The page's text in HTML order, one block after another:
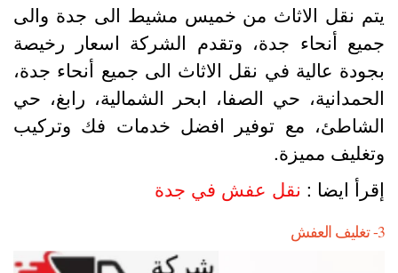
نقل الاثاث من خميس مشيط الى جدة والى
أنحاء جدة، وتقدم الشركة اسعار رخيصة
عالية في نقل الاثاث الى جميع أنحاء جدة،
حي الصفا، ابحر الشمالية، رابغ، حي
مع توفير افضل خدمات فك وتركيب
مميزة.
ايضا : نقل عفش في جدة